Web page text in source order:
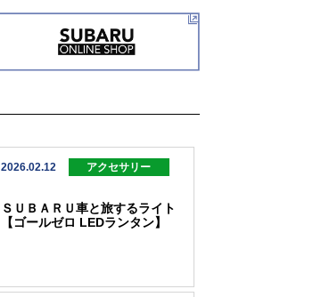
2026.02.12 アクセサリー
ＳＵＢＡＲＵ車と旅するライト
【ゴールゼロ LEDランタン】